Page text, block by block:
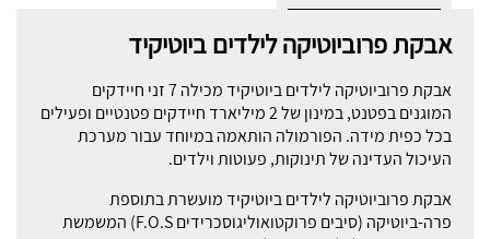
אבקת פרוביוטיקה לילדים ביוטיקיד
אבקת פרוביוטיקה לילדים ביוטיקיד מכילה 7 זני חיידקים
המוגנים בפטנט, במינון של 2 מיליארד חיידקים פטנטיים ופעילים
בכל כפית מידה. הפורמולה הותאמה במיוחד עבור מערכת
העיכול העדינה של תינוקות, פעוטות וילדים.
אבקת פרוביוטיקה לילדים ביוטיקיד מועשרת בתוספת
פרה-ביוטיקה (סיבים פרוקטואוליגוסכרידים F.O.S) המשמשת